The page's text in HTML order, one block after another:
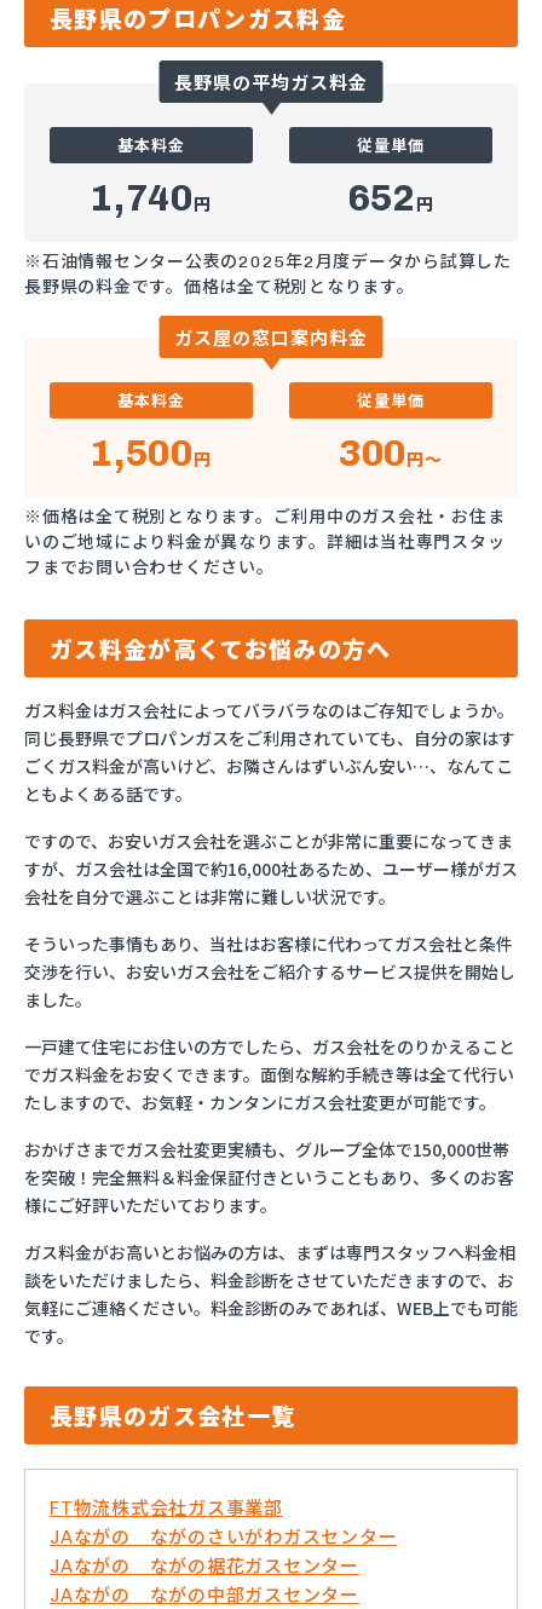
長野県のプロパンガス料金
長野県の平均ガス料金
基本料金
1,740円
従量単価
652 円
※石油情報センター公表の2025年2月度データから試算した
長野県の料金です。価格は全て税別となります。
ガス屋の窓口案内料金
基本料金
1,500円
従量単価
300円～
※価格は全て税別となります。ご利用中のガス会社・お住ま
いのご地域により料金が異なります。詳細は当社専門スタッ
フまでお問い合わせください。
ガス料金が高くてお悩みの方へ
ガス料金はガス会社によってバラバラなのはご存知でしょうか。
同じ長野県でプロパンガスをご利用されていても、自分の家はす
ごくガス料金が高いけど、お隣さんはずいぶん安い…、なんてこ
ともよくある話です。
ですので、お安いガス会社を選ぶことが非常に重要になってきま
すが、ガス会社は全国で約16,000社あるため、ユーザー様がガス
会社を自分で選ぶことは非常に難しい状況です。
そういった事情もあり、当社はお客様に代わってガス会社と条件
交渉を行い、お安いガス会社をご紹介するサービス提供を開始し
ました。
一戸建て住宅にお住いの方でしたら、ガス会社をのりかえること
でガス料金をお安くできます。面倒な解約手続き等は全て代行い
たしますので、お気軽・カンタンにガス会社変更が可能です。
おかげさまでガス会社変更実績も、グループ全体で150,000世帯
を突破！完全無料＆料金保証付きということもあり、多くのお客
様にご好評いただいております。
ガス料金がお高いとお悩みの方は、まずは専門スタッフへ料金相
談をいただけましたら、料金診断をさせていただきますので、お
気軽にご連絡ください。料金診断のみであれば、WEB上でも可能
です。
長野県のガス会社一覧
FT物流株式会社ガス事業部
JAながの ながのさいがわガスセンター
JAながの ながの裾花ガスセンター
JAながの ながの中部ガスセンター